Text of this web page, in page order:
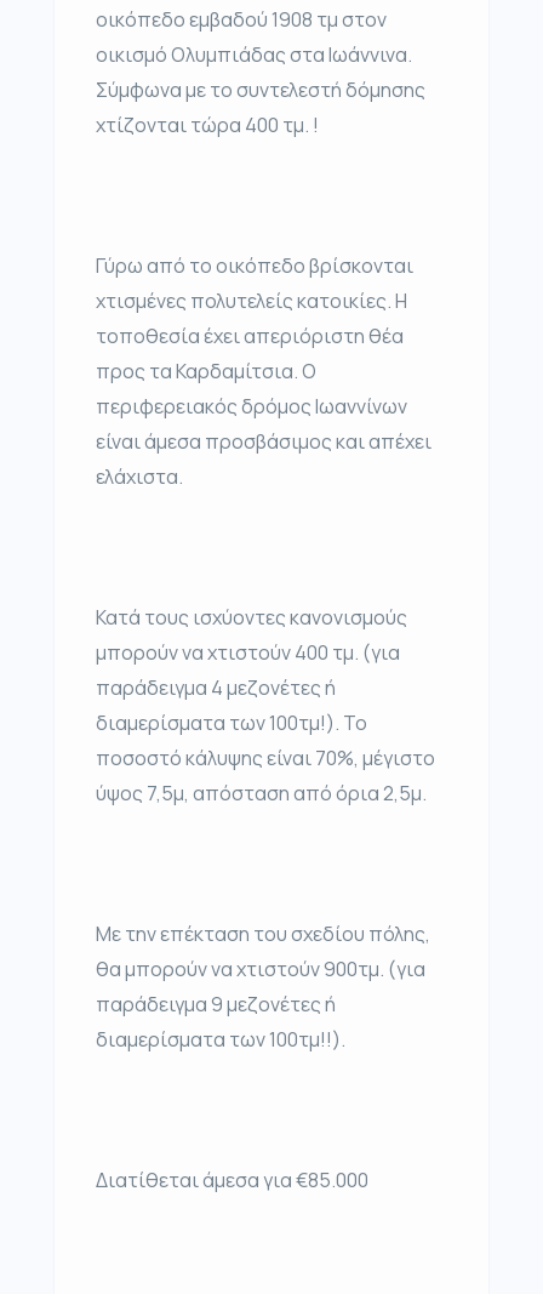
οικόπεδο εμβαδού 1908 τμ στον
οικισμό Ολυμπιάδας στα Ιωάννινα.
Σύμφωνα με το συντελεστή δόμησης
χτίζονται τώρα 400 τμ. !
Γύρω από το οικόπεδο βρίσκονται
χτισμένες πολυτελείς κατοικίες. Η
τοποθεσία έχει απεριόριστη θέα
προς τα Καρδαμίτσια. Ο
περιφερειακός δρόμος Ιωαννίνων
είναι άμεσα προσβάσιμος και απέχει
ελάχιστα.
Κατά τους ισχύοντες κανονισμούς
μπορούν να χτιστούν 400 τμ. (για
παράδειγμα 4 μεζονέτες ή
διαμερίσματα των 100τμ!). Το
ποσοστό κάλυψης είναι 70%, μέγιστο
ύψος 7,5μ, απόσταση από όρια 2,5μ.
Με την επέκταση του σχεδίου πόλης,
θα μπορούν να χτιστούν 900τμ. (για
παράδειγμα 9 μεζονέτες ή
διαμερίσματα των 100τμ!!).
Διατίθεται άμεσα για €85.000